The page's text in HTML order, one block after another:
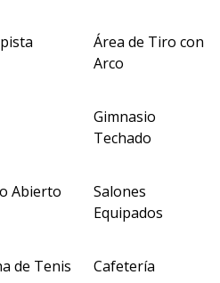
Área de Tiro con
Arco
Gimnasio
Techado
Abierto
Salones
Equipados
de Tenis Cafetería